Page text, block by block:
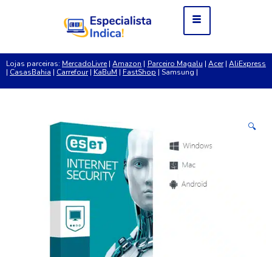
Lojas parceiras: MercadoLivre | Amazon | Parceiro Magalu | Acer|AliExpress
| CasasBahia | Carrefour| KaBuM | FastShop | Samsung |
🔍